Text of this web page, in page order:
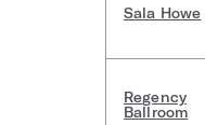
Sala Howe
Regency
Ballroom